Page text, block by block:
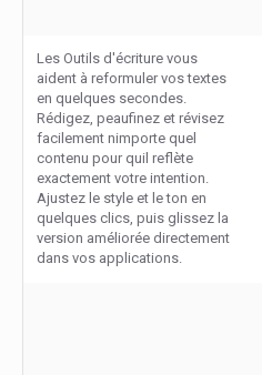
Les Outils d'écriture vous
aident à reformuler vos textes
en quelques secondes.
Rédigez, peaufinez et révisez
facilement nimporte quel
contenu pour quil reflète
exactement votre intention.
Ajustez le style et le ton en
quelques clics, puis glissez la
version améliorée directement
dans vos applications.